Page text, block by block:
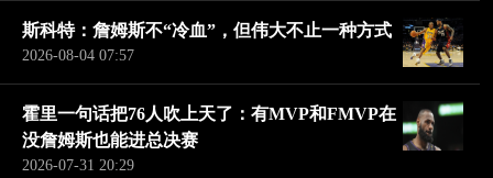
斯科特：詹姆斯不“冷血”，但伟大不止一种方式
2026-08-04 07:57
霍里一句话把76人吹上天了：有MVP和FMVP在，
没詹姆斯也能进总决赛
2026-07-31 20:29